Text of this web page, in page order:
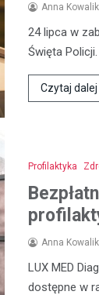
Anna Kowalik
24 lipca w
Święta
Czytaj dalej
Profilaktyka
Anna Kowalik
LUX MED
dostępne w